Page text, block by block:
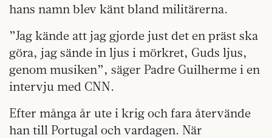
hans namn blev känt bland militärerna.
”Jag kände att jag gjorde just det en präst ska
göra, jag sände in ljus i mörkret, Guds ljus,
genom musiken”, säger Padre Guilherme i en
intervju med CNN.
Efter många år ute i krig och fara återvände
han till Portugal och vardagen. När